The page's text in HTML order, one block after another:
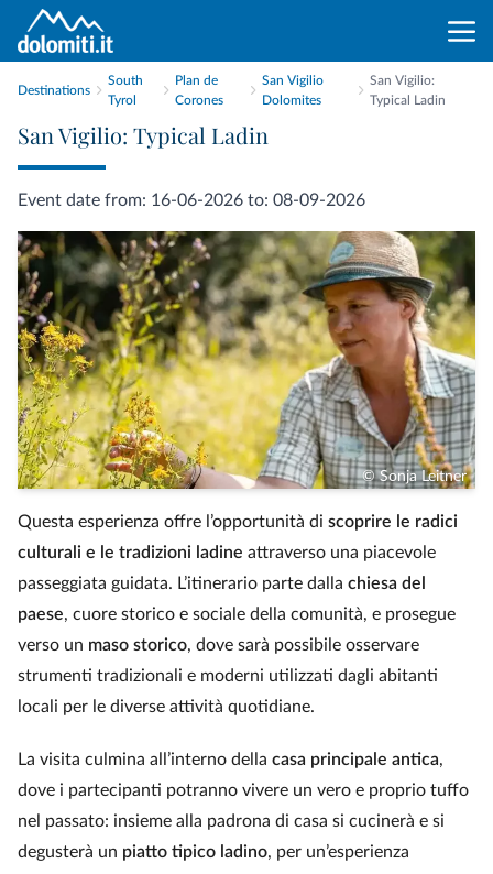
Destinations
South
Tyrol
Plan de
Corones
San Vigilio
Dolomites
San Vigilio:
Typical Ladin
San Vigilio: Typical Ladin
Event date from: 16-06-2026 to: 08-09-2026
© Sonja Leitner
Questa esperienza offre l’opportunità di scoprire le radici
culturali e le tradizioni ladine attraverso una piacevole
passeggiata guidata. L’itinerario parte dalla chiesa del
paese, cuore storico e sociale della comunità, e prosegue
verso un maso storico, dove sarà possibile osservare
strumenti tradizionali e moderni utilizzati dagli abitanti
locali per le diverse attività quotidiane.
La visita culmina all’interno della casa principale antica,
dove i partecipanti potranno vivere un vero e proprio tuffo
nel passato: insieme alla padrona di casa si cucinerà e si
degusterà un piatto tipico ladino, per un’esperienza